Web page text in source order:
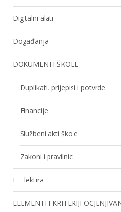
Digitalni alati
Događanja
DOKUMENTI ŠKOLE
Duplikati, prijepisi i potvrde
Financije
Službeni akti škole
Zakoni i pravilnici
E – lektira
ELEMENTI I KRITERIJI